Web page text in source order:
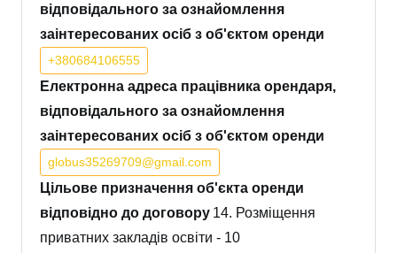
відповідального за ознайомлення
заінтересованих осіб з об'єктом оренди
+380684106555
Електронна адреса працівника орендаря,
відповідального за ознайомлення
заінтересованих осіб з об'єктом оренди
globus35269709@gmail.com
Цільове призначення об'єкта оренди
відповідно до договору 14. Розміщення
приватних закладів освіти - 10